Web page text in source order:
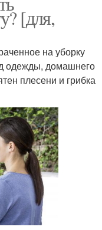
[для,
на уборку
одежды, домашнего
плесени и грибка